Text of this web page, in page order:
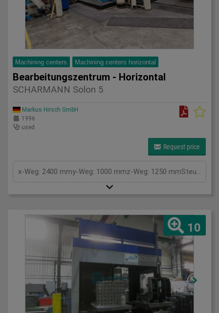
Machining centers Machining centers horizontal
Bearbeitungszentrum - Horizontal
SCHARMANN Solon 5
Markus Hirsch GmbH
1996
used
Request price
x-Weg: 2400 mmy-Weg: 1000 mmz-Weg: 1250 mmSteuerung: SiemensTyp: 840 CPalettengröße: 1250x800 mmAnzahl der Paletten: 4Drehtisch: 360 °Drehzahl: 4-5800 U/minTischbelastung: 3000 kgSpindelaufnahme ISO: 50Werkzeugwechsler: 161 Pos.Spindeldurchmesser: 130 mmFräsantrieb: 45 kWGesamtleistungsbedarf: kWMaschinengewicht ca.: 39 tRaumbedarf ca.: 8x7x4,2 m
10